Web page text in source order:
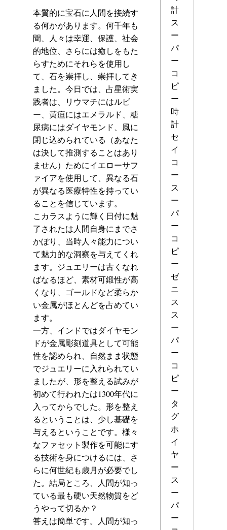
本質的に宝石に人間を接続す
る何かがあります。何千年も
間、人々は幸運、保護、社会
的地位、さらには癒しをもた
らすためにそれらを使用し
て、石を崇拝し、崇拝してき
ました。今日では、占星術実
践者は、リウマチにはルビ
ー、黄疸にはエメラルド、糖
尿病にはダイヤモンド、風に
閉じ込められている（あなた
は決して推測することはあり
ません）ためにイエローサフ
ァイアを使用して、異なる石
が異なる医療特性を持ってい
ることを信じています。
こカラスように輝く日付に魅
了されたは人間自身にまでさ
かぼり、当時人々能力につい
て魅力的な洞察を与えてくれ
ます。ジュエリーは古くなれ
ばなるほど、素材可鍛性が高
くなり、ゴールドなど柔らか
い金属がほとんどを占めてい
ます。
一方、インドではダイヤモン
ドが金属彫刻道具として可能
性を認められ、自然まま状態
でジュエリーに入れられてい
ましたが、形を整える試みが
初めて行われたは1300年代に
入ってからでした。形を整え
るということは、少し基礎を
与えるということです。様々
なファセット製作を可能にす
る技術を身につけるには、さ
らに何世紀も歳月が必要でし
た。結局ところ、人間が知っ
ている最も硬い天然物質をど
うやって切るか？
答えは簡単です。人間が知っ
計
ス
ー
パ
ー
コ
ピ
ー
時
計
セ
イ
コ
ー
ス
ー
パ
ー
コ
ピ
ー
ゼ
ニ
ス
ス
ー
パ
ー
コ
ピ
ー
タ
グ
ホ
イ
ヤ
ー
ス
ー
パ
ー